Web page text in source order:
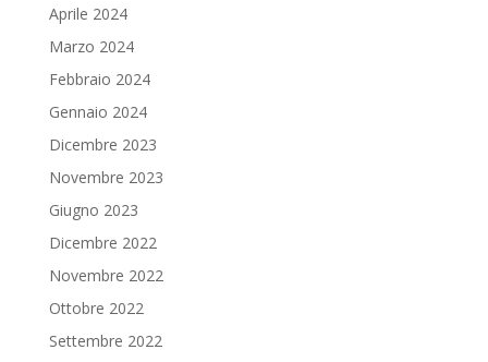
Aprile 2024
Marzo 2024
Febbraio 2024
Gennaio 2024
Dicembre 2023
Novembre 2023
Giugno 2023
Dicembre 2022
Novembre 2022
Ottobre 2022
Settembre 2022